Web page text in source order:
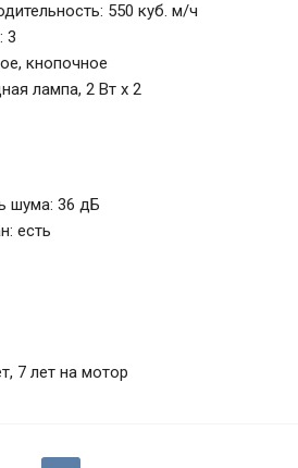
550 куб. м/ч
3
кнопочное
лампа, 2 Вт х 2
шума: 36 дБ
есть
7 лет на мотор
KRONA SELINA 600